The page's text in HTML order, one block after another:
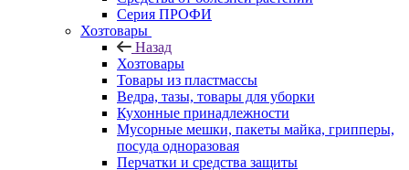
Серия ПРОФИ
Хозтовары
Назад
Хозтовары
Товары из пластмассы
Ведра, тазы, товары для уборки
Кухонные принадлежности
Мусорные мешки, пакеты майка, грипперы,
посуда одноразовая
Перчатки и средства защиты